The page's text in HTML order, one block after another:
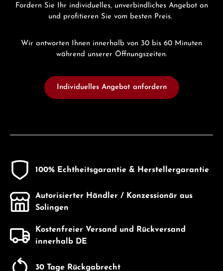
Fordern Sie Ihr individuelles, unverbindliches Angebot an
und profitieren Sie vom besten Preis.
Wir antworten Ihnen innerhalb von 30 bis 60 Minuten
während unserer Öffnungszeiten.
Individuelles Angebot anfordern
100% Echtheitsgarantie & Herstellergarantie
Autorisierter Händler / Konzessionär aus
Solingen
Kostenfreier Versand und Rückversand
innerhalb DE
30 Tage Rückgabrecht